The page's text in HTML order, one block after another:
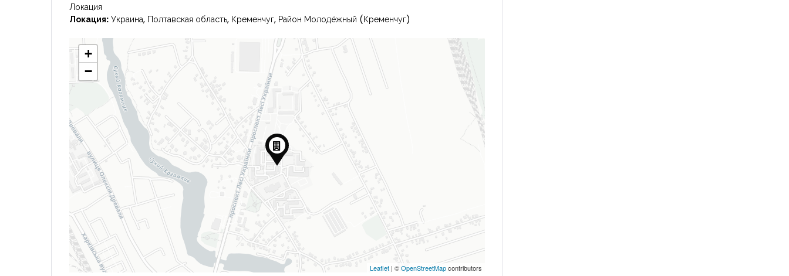
Локация
Локация: Украина, Полтавская область, Кременчуг, Район Молодёжный (Кременчуг)
+
−
Leaflet | ©OpenStreetMapcontributors